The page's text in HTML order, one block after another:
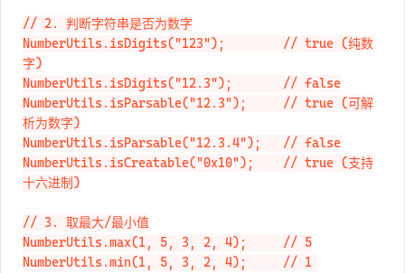
// 2. 判断字符串是否为数字
NumberUtils.isDigits("123");        // true (纯数
字)
NumberUtils.isDigits("12.3");       // false
NumberUtils.isParsable("12.3");     // true (可解
析为数字)
NumberUtils.isParsable("12.3.4");   // false
NumberUtils.isCreatable("0x10");    // true (支持
// 3. 取最大/最小值
NumberUtils.max(1, 5, 3, 2, 4);     // 5